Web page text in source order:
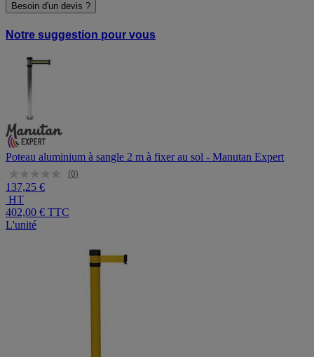
Besoin d'un devis ?
Notre suggestion pour vous
Poteau aluminium à sangle 2 m à fixer au sol - Manutan Expert
(0)
137,25 €
HT
402,00 € TTC
L'unité